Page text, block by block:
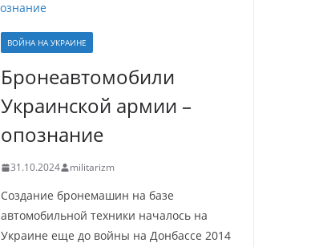
ВОЙНА НА УКРАИНЕ
Бронеавтомобили
Украинской армии –
опознание
31.10.2024 militarizm
Создание бронемашин на базе
автомобильной техники началось на
Украине еще до войны на Донбассе 2014